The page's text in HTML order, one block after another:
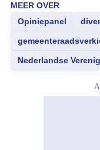
MEER OVER
Opiniepanel
Nederlandse